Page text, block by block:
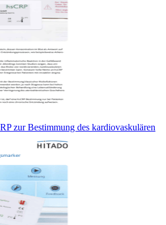
zur Bestimmung des kardiovaskulären